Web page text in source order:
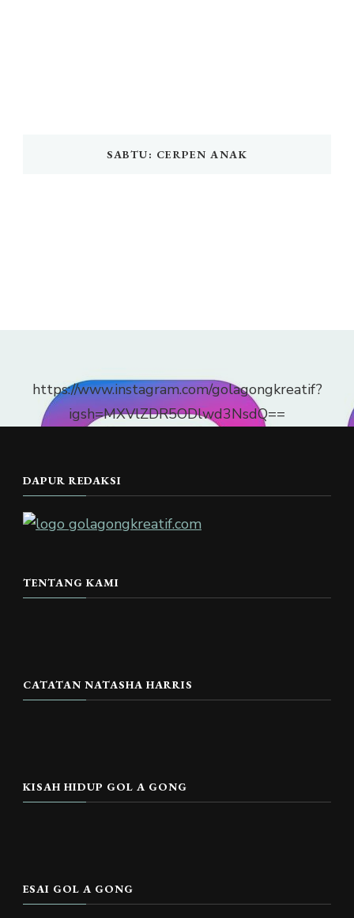
SABTU: CERPEN ANAK
https://www.instagram.com/golagongkreatif?
igsh=MXVlZDR5ODlwd3NsdQ==
DAPUR REDAKSI
TENTANG KAMI
CATATAN NATASHA HARRIS
KISAH HIDUP GOL A GONG
ESAI GOL A GONG